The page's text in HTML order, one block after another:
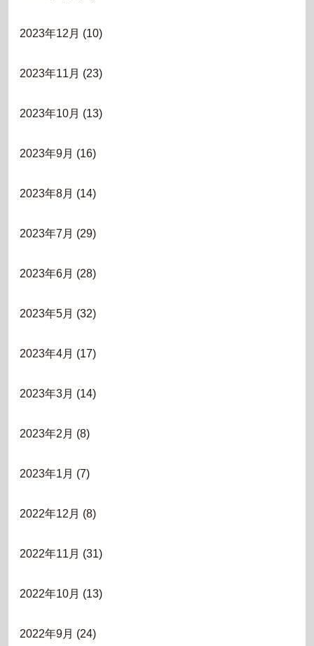
2023年12月 (10)
2023年11月 (23)
2023年10月 (13)
2023年9月 (16)
2023年8月 (14)
2023年7月 (29)
2023年6月 (28)
2023年5月 (32)
2023年4月 (17)
2023年3月 (14)
2023年2月 (8)
2023年1月 (7)
2022年12月 (8)
2022年11月 (31)
2022年10月 (13)
2022年9月 (24)